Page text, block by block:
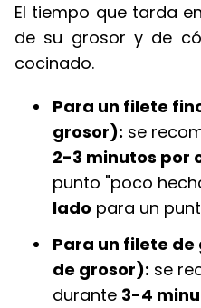
El tiempo que tarda
de su grosor y de
cocinado.
Para un filete
grosor): se
2-3 minutos por
punto "poco
lado para un
Para un filete
de grosor): se
durante 3-4